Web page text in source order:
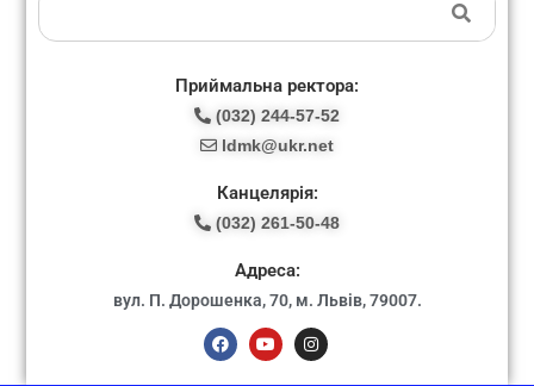
Приймальна ректора:
(032) 244-57-52
ldmk@ukr.net
Канцелярія:
(032) 261-50-48
Адреса:
вул. П. Дорошенка, 70, м. Львів, 79007.